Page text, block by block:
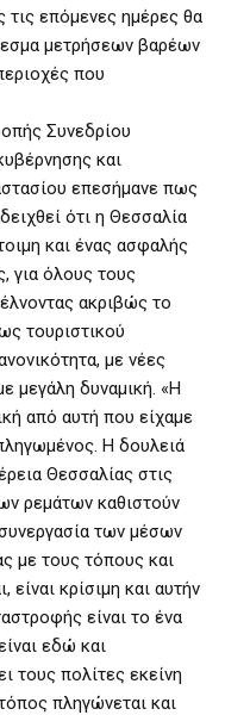
επόμενες ημέρες θα
μετρήσεων βαρέων
που
Συνεδρίου
και
επεσήμανε πως
ότι η Θεσσαλία
και ένας ασφαλής
για όλους τους
ακριβώς το
τουριστικού
με νέες
μεγάλη δυναμική. «Η
από αυτή που είχαμε
Η δουλειά
Θεσσαλίας στις
ρεμάτων καθιστούν
των μέσων
με τους τόπους και
κρίσιμη και αυτήν
είναι το ένα
εδώ και
τους πολίτες εκείνη
πληγώνεται και